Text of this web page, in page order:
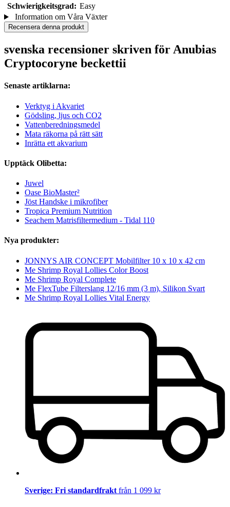
Schwierigkeitsgrad: Easy
Information om Våra Växter
Recensera denna produkt
svenska recensioner skriven för Anubias
Cryptocoryne beckettii
Senaste artiklarna:
Verktyg i Akvariet
Gödsling, ljus och CO2
Vattenberedningsmedel
Mata räkorna på rätt sätt
Inrätta ett akvarium
Upptäck Olibetta:
Juwel
Oase BioMaster²
Jöst Handske i mikrofiber
Tropica Premium Nutrition
Seachem Matrisfiltermedium - Tidal 110
Nya produkter:
JONNYS AIR CONCEPT Mobilfilter 10 x 10 x 42 cm
Me Shrimp Royal Lollies Color Boost
Me Shrimp Royal Complete
Me FlexTube Filterslang 12/16 mm (3 m), Silikon Svart
Me Shrimp Royal Lollies Vital Energy
Sverige: Fri standardfrakt från 1 099 kr